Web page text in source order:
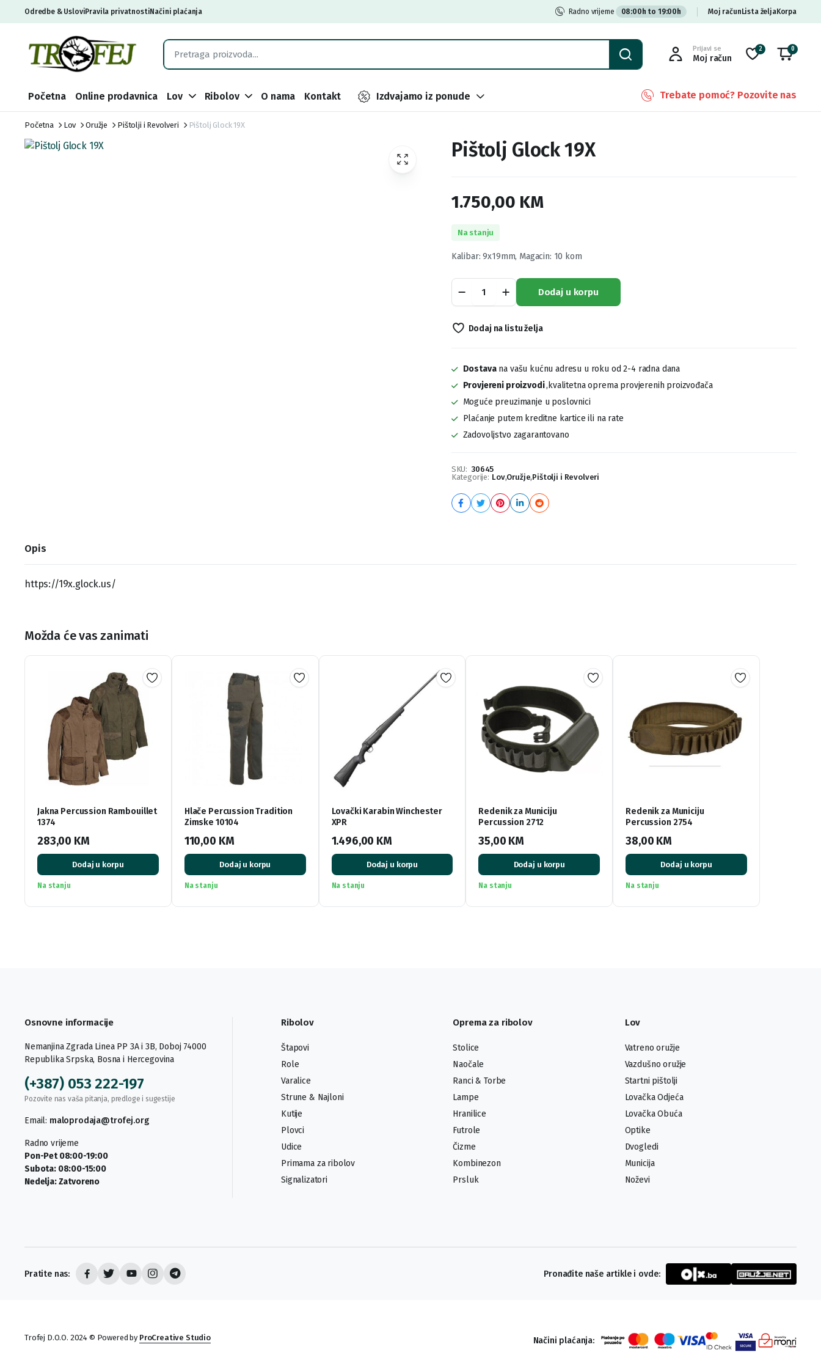
Odredbe & UsloviPravila privatnostiNačini plaćanja Radno vrijeme 08:00h to 19:00h Moj račun Lista željaKorpa
Prijavi se
Moj račun
2 0
Početna Online prodavnica Lov Ribolov O nama Kontakt Izdvajamo iz ponude Trebate pomoć? Pozovite nas
Početna Lov Oružje Pištolji i Revolveri Pištolj Glock 19X
Pištolj Glock 19X
1.750,00 KM
Na stanju
Kalibar: 9x19mm, Magacin: 10 kom
Glock
19X
Dodaj u korpu
Dodaj na listu želja
Dostavana vašu kućnu adresu u roku od 2-4 radna dana
Provjereni proizvodi,kvalitetna oprema provjerenih proizvođača
Moguće preuzimanje u poslovnici
Plaćanje putem kreditne kartice ili na rate
Zadovoljstvo zagarantovano
SKU: 30645
Kategorije: Lov,Oružje,Pištolji i Revolveri
Opis
https://19x.glock.us/
Možda će vas zanimati
Jakna Percussion Rambouillet
1374
283,00 KM
Dodaj u korpu
Na stanju
Hlače Percussion Tradition
Zimske 10104
110,00 KM
Dodaj u korpu
Na stanju
Lovački Karabin Winchester
XPR
1.496,00 KM
Dodaj u korpu
Na stanju
Redenik za Municiju
Percussion 2712
35,00 KM
Dodaj u korpu
Na stanju
Redenik za Municiju
Percussion 2754
38,00 KM
Dodaj u korpu
Na stanju
Osnovne informacije
Nemanjina Zgrada Linea PP 3A i 3B, Doboj 74000
Republika Srpska, Bosna i Hercegovina
(+387) 053 222-197
Pozovite nas vaša pitanja, predloge i sugestije
Email: maloprodaja@trofej.org
Radno vrijeme
Pon-Pet 08:00-19:00
Subota: 08:00-15:00
Nedelja: Zatvoreno
Ribolov
Štapovi
Role
Varalice
Strune & Najloni
Kutije
Plovci
Udice
Primama za ribolov
Signalizatori
Oprema za ribolov
Stolice
Naočale
Ranci & Torbe
Lampe
Hranilice
Futrole
Čizme
Kombinezon
Prsluk
Lov
Vatreno oružje
Vazdušno oružje
Startni pištolji
Lovačka Odjeća
Lovačka Obuća
Optike
Dvogledi
Municija
Noževi
Pratite nas: Pronađite naše artikle i ovde:
Trofej D.O.O. 2024 © Powered by ProCreative Studio Načini plaćanja: